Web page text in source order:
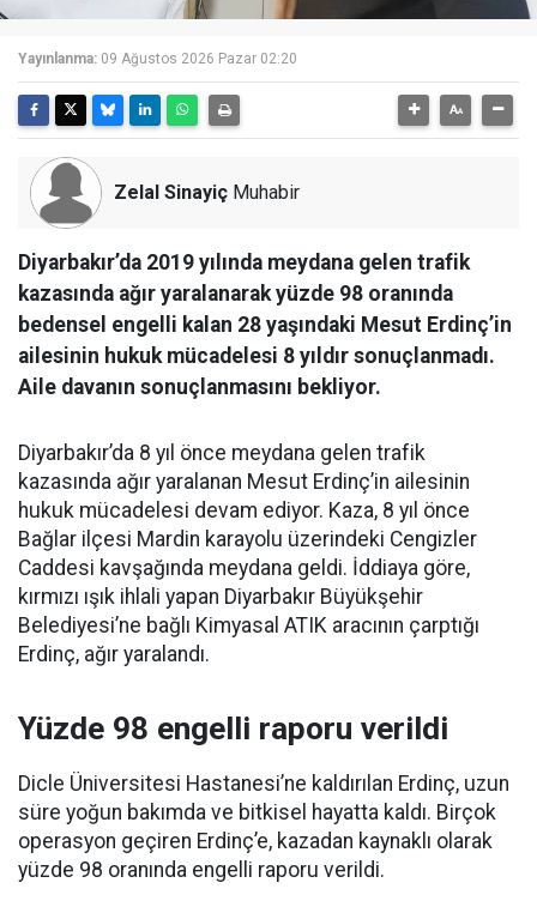
Yayınlanma: 09 Ağustos 2026 Pazar 02:20
Zelal Sinayiç Muhabir
Diyarbakır’da 2019 yılında meydana gelen trafik
kazasında ağır yaralanarak yüzde 98 oranında
bedensel engelli kalan 28 yaşındaki Mesut Erdinç’in
ailesinin hukuk mücadelesi 8 yıldır sonuçlanmadı.
Aile davanın sonuçlanmasını bekliyor.
Diyarbakır’da 8 yıl önce meydana gelen trafik
kazasında ağır yaralanan Mesut Erdinç’in ailesinin
hukuk mücadelesi devam ediyor. Kaza, 8 yıl önce
Bağlar ilçesi Mardin karayolu üzerindeki Cengizler
Caddesi kavşağında meydana geldi. İddiaya göre,
kırmızı ışık ihlali yapan Diyarbakır Büyükşehir
Belediyesi’ne bağlı Kimyasal ATIK aracının çarptığı
Erdinç, ağır yaralandı.
Yüzde 98 engelli raporu verildi
Dicle Üniversitesi Hastanesi’ne kaldırılan Erdinç, uzun
süre yoğun bakımda ve bitkisel hayatta kaldı. Birçok
operasyon geçiren Erdinç’e, kazadan kaynaklı olarak
yüzde 98 oranında engelli raporu verildi.